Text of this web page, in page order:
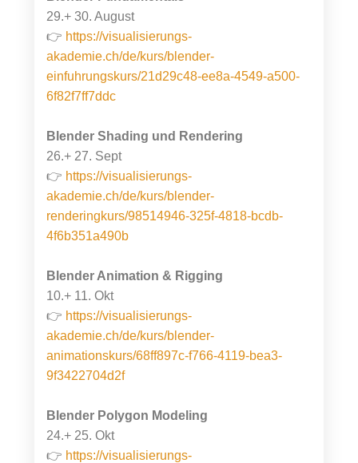
29.+ 30. August
👉 https://visualisierungs-
akademie.ch/de/kurs/blender-
einfuhrungskurs/21d29c48-ee8a-4549-a500-
6f82f7ff7ddc
Blender Shading und Rendering
26.+ 27. Sept
👉 https://visualisierungs-
akademie.ch/de/kurs/blender-
renderingkurs/98514946-325f-4818-bcdb-
4f6b351a490b
Blender Animation & Rigging
10.+ 11. Okt
👉 https://visualisierungs-
akademie.ch/de/kurs/blender-
animationskurs/68ff897c-f766-4119-bea3-
9f3422704d2f
Blender Polygon Modeling
24.+ 25. Okt
👉 https://visualisierungs-